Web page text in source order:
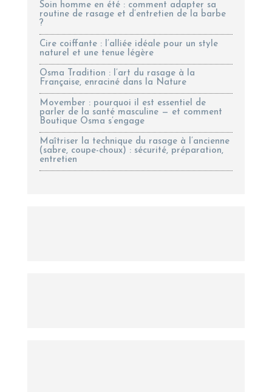
Soin homme en été : comment adapter sa
routine de rasage et d’entretien de la barbe
?
Cire coiffante : l’alliée idéale pour un style
naturel et une tenue légère
Osma Tradition : l’art du rasage à la
Française, enraciné dans la Nature
Movember : pourquoi il est essentiel de
parler de la santé masculine — et comment
Boutique Osma s’engage
Maîtriser la technique du rasage à l’ancienne
(sabre, coupe-choux) : sécurité, préparation,
entretien